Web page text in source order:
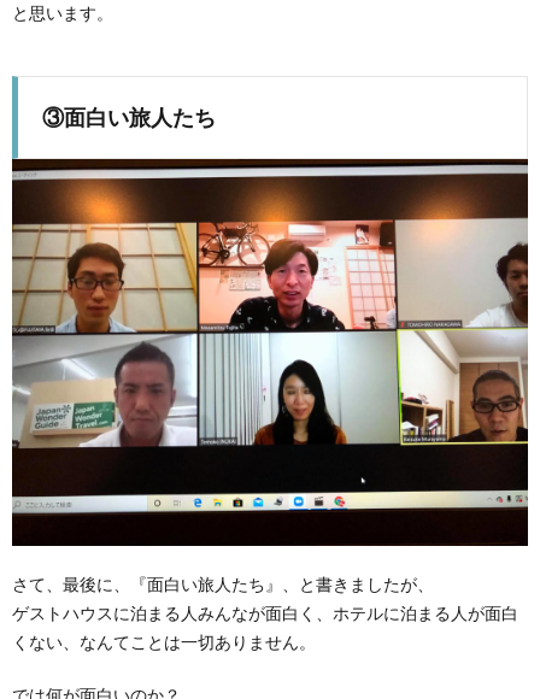
と思います。
③面白い旅人たち
さて、最後に、『面白い旅人たち』、と書きましたが、
ゲストハウスに泊まる人みんなが面白く、ホテルに泊まる人が面白
くない、なんてことは一切ありません。